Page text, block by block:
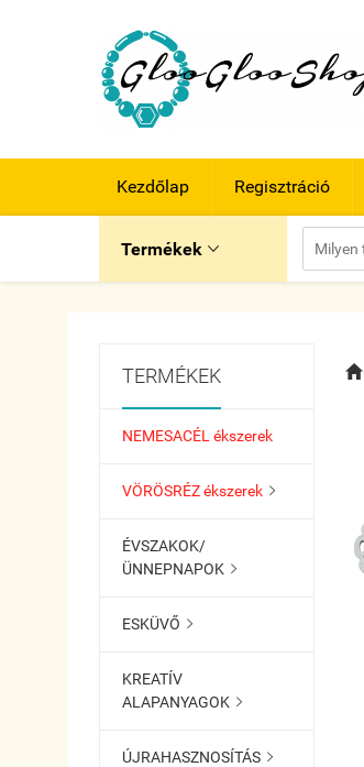
Kezdőlap Regisztráció
Termékek 
TERMÉKEK
NEMESACÉL ékszerek
VÖRÖSRÉZ ékszerek 
ÉVSZAKOK/
ÜNNEPNAPOK 
ESKÜVŐ 
KREATÍV
ALAPANYAGOK 
ÚJRAHASZNOSÍTÁS 
